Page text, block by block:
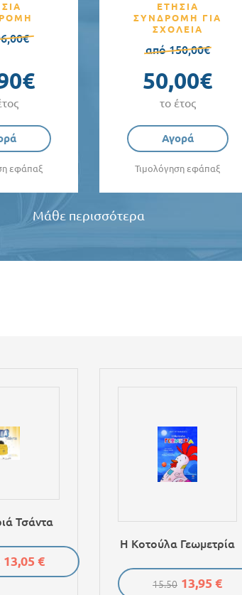
εφάπαξ
ΕΤΗΣΙΑ
ΣΥΝΔΡΟΜΗ ΓΙΑ
ΣΧΟΛΕΙΑ
από 150,00€
50,00€
το έτος
Αγορά
Τιμολόγηση εφάπαξ
Μάθε περισσότερα
Τσάντα
13,05 €
Η Κοτούλα Γεωμετρία
15.50 13,95 €